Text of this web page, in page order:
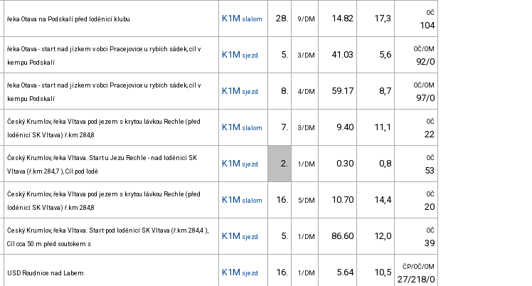
řeka Otava na Podskalí před loděnicí klubu K1M slalom 28. 9/DM 14.82 17,3 OČ
104
řeka Otava - start nad jízkem v obci Pracejovice u rybích sádek, cíl v
kempu Podskalí
K1M sjezd 5. 3/DM 41.03 5,6 OČ/OM
92/0
řeka Otava - start nad jízkem v obci Pracejovice u rybích sádek, cíl v
kempu Podskalí
K1M sjezd 8. 4/DM 59.17 8,7 OČ/OM
97/0
Český Krumlov, řeka Vltava pod jezem s krytou lávkou Rechle (před
loděnicí SK Vltava) ř.km 284,8
K1M slalom 7. 3/DM 9.40 11,1 OČ
22
Český Krumlov, řeka Vltava. Start u Jezu Rechle - nad loděnicí SK
Vltava (ř.km 284,7 ), Cíl pod lodě
K1M sjezd 2. 1/DM 0.30 0,8 OČ
53
Český Krumlov, řeka Vltava pod jezem s krytou lávkou Rechle (před
loděnicí SK Vltava) ř.km 284,8
K1M slalom 16. 5/DM 10.70 14,4 OČ
20
Český Krumlov, řeka Vltava. Start pod loděnicí SK Vltava (ř.km 284,4 ),
Cíl cca 50 m před soutokem s
K1M sjezd 5. 1/DM 86.60 12,0 OČ
39
USD Roudnice nad Labem K1M sjezd 16. 1/DM 5.64 10,5 ČP/OČ/OM
27/218/0